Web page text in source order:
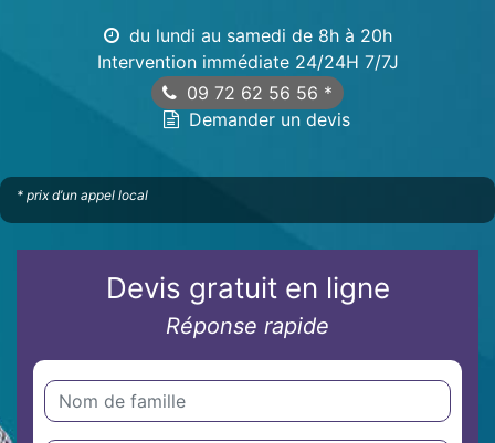
du lundi au samedi de 8h à 20h
Intervention immédiate 24/24H 7/7J
09 72 62 56 56 *
Demander un devis
* prix d’un appel local
Devis gratuit en ligne
Réponse rapide